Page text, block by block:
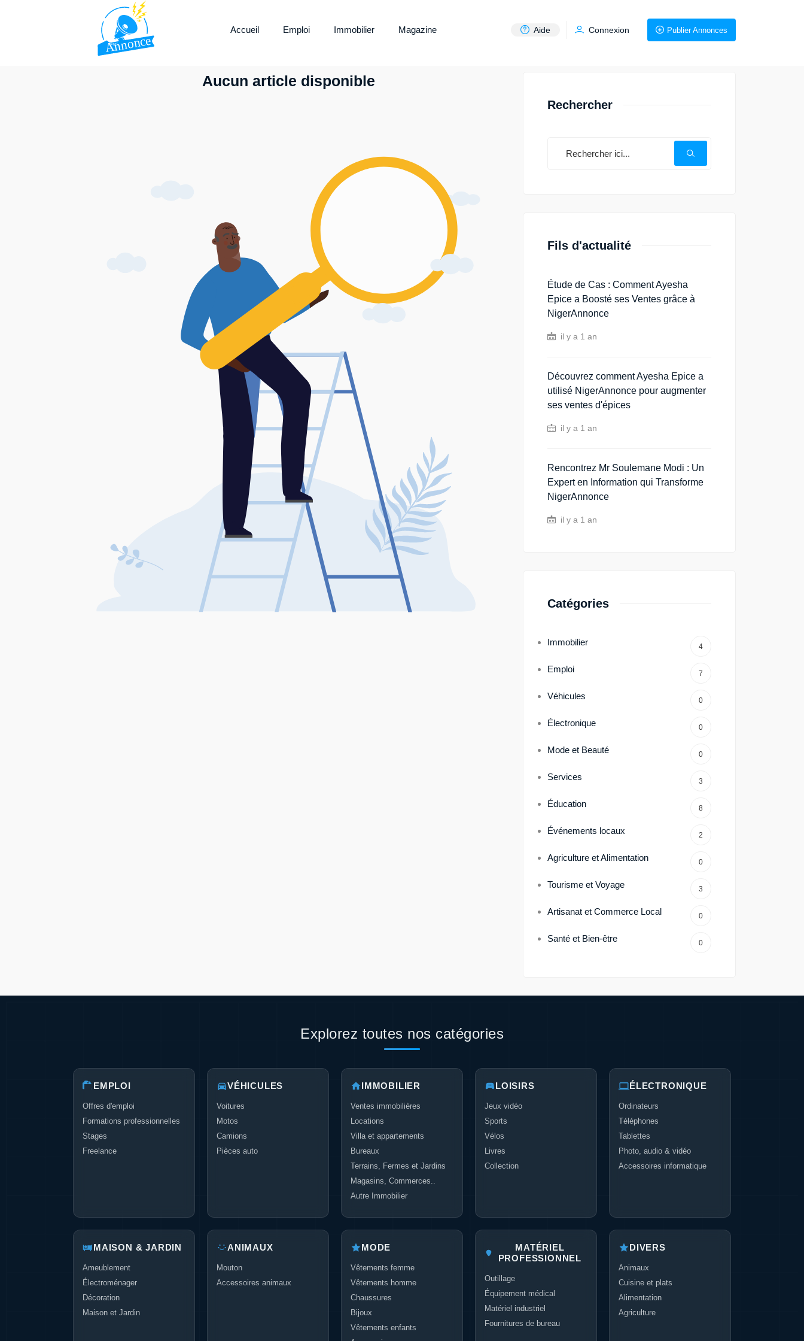
Accueil Emploi Immobilier Magazine Aide Connexion Publier Annonces
Aucun article disponible
Rechercher
Fils d'actualité
Étude de Cas : Comment Ayesha
Epice a Boosté ses Ventes grâce à
NigerAnnonce
il y a 1 an
Découvrez comment Ayesha Epice a
utilisé NigerAnnonce pour augmenter
ses ventes d'épices
il y a 1 an
Rencontrez Mr Soulemane Modi : Un
Expert en Information qui Transforme
NigerAnnonce
il y a 1 an
Catégories
Immobilier 4
Emploi 7
Véhicules 0
Électronique 0
Mode et Beauté 0
Services 3
Éducation 8
Événements locaux 2
Agriculture et Alimentation 0
Tourisme et Voyage 3
Artisanat et Commerce Local 0
Santé et Bien-être 0
Explorez toutes nos catégories
EMPLOI
Offres d'emploi
Formations professionnelles
Stages
Freelance
VÉHICULES
Voitures
Motos
Camions
Pièces auto
IMMOBILIER
Ventes immobilières
Locations
Villa et appartements
Bureaux
Terrains, Fermes et Jardins
Magasins, Commerces..
Autre Immobilier
LOISIRS
Jeux vidéo
Sports
Vélos
Livres
Collection
ÉLECTRONIQUE
Ordinateurs
Téléphones
Tablettes
Photo, audio & vidéo
Accessoires informatique
MAISON & JARDIN
Ameublement
Électroménager
Décoration
Maison et Jardin
ANIMAUX
Mouton
Accessoires animaux
MODE
Vêtements femme
Vêtements homme
Chaussures
Bijoux
Vêtements enfants
MATÉRIEL
PROFESSIONNEL
Outillage
Équipement médical
Matériel industriel
Fournitures de bureau
DIVERS
Animaux
Cuisine et plats
Alimentation
Agriculture